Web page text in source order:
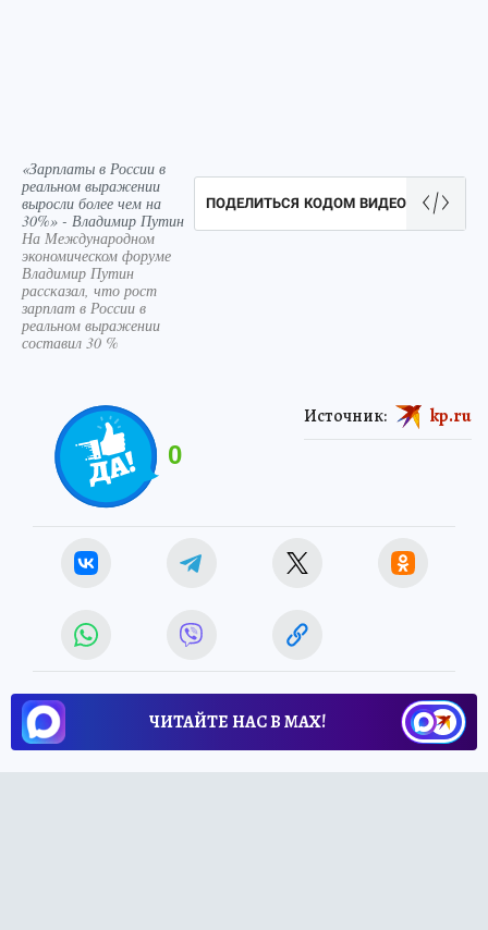
«Зарплаты в России в
реальном выражении
выросли более чем на
30%» - Владимир Путин
На Международном
экономическом форуме
Владимир Путин
рассказал, что рост
зарплат в России в
реальном выражении
составил 30 %
ПОДЕЛИТЬСЯ КОДОМ ВИДЕО
0
Источник: kp.ru
ЧИТАЙТЕ НАС В МАХ!